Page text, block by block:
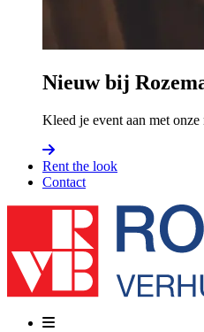
Nieuw bij
Kleed je event aan met
Rent the look
Contact